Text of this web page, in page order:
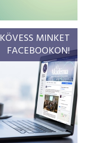
KÖVESS MINKET
FACEBOOKON!